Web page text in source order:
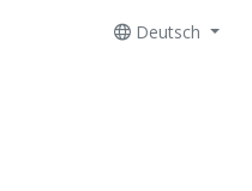
Deutsch